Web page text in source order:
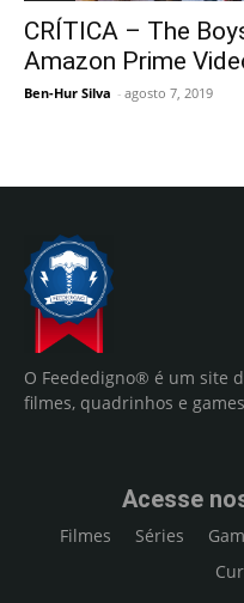
CRÍTICA – The
Amazon Prime
Ben-Hur Silva - agosto 7, 2019
O Feededigno® é um site
filmes, quadrinhos e
Acesse
Filmes Séries